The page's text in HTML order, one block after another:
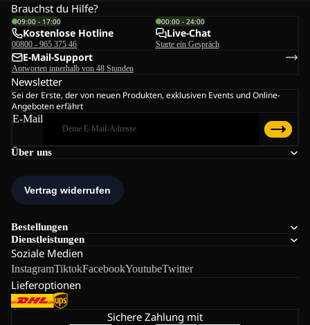
Über uns
Bestellungen
Dienstleistungen
Soziale Medien
InstagramTiktokFacebookYoutubeTwitter
Lieferoptionen
Brauchst du Hilfe?
09:00 - 17:00
Kostenlose Hotline
00800 - 965 375 46
00:00 - 24:00
Live-Chat
Starte ein Gespräch
E-Mail-Support
Antworten innerhalb von 48 Stunden
Newsletter
Sei der Erste, der von neuen Produkten, exklusiven Events und Online-
Angeboten erfährt
E-Mail
Sichere Zahlung mit